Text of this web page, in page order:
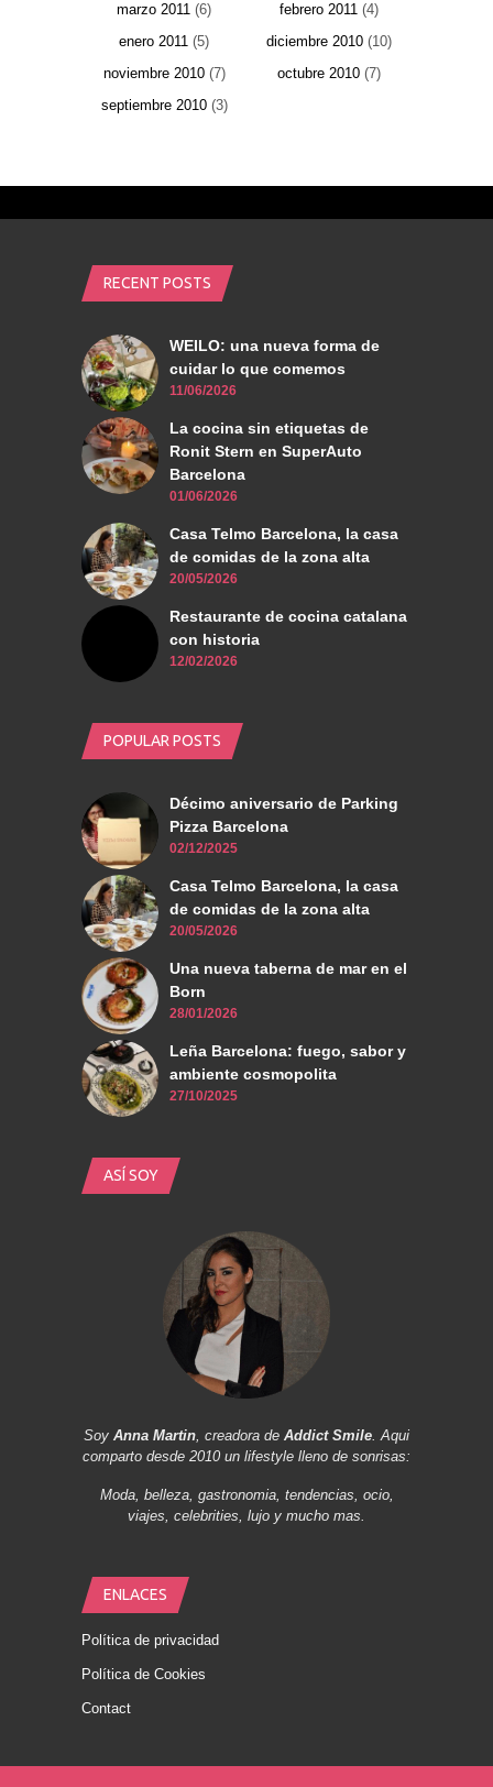
marzo 2011 (6) febrero 2011 (4)
enero 2011 (5) diciembre 2010 (10)
noviembre 2010(7) octubre 2010 (7)
septiembre 2010(3)
RECENT POSTS
WEILO: una nueva forma de
cuidar lo que comemos
11/06/2026
La cocina sin etiquetas de
Ronit Stern en SuperAuto
Barcelona
01/06/2026
Casa Telmo Barcelona, la casa
de comidas de la zona alta
20/05/2026
Restaurante de cocina catalana
con historia
12/02/2026
POPULAR POSTS
Décimo aniversario de Parking
Pizza Barcelona
02/12/2025
Casa Telmo Barcelona, la casa
de comidas de la zona alta
20/05/2026
Una nueva taberna de mar en el
Born
28/01/2026
Leña Barcelona: fuego, sabor y
ambiente cosmopolita
27/10/2025
ASÍ SOY
Soy Anna Martin, creadora de Addict Smile. Aqui
comparto desde 2010 un lifestyle lleno de sonrisas:
Moda, belleza, gastronomia, tendencias, ocio,
viajes, celebrities, lujo y mucho mas.
ENLACES
Política de privacidad
Política de Cookies
Contact